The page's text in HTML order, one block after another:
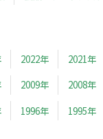
2022年 2021年
2009年 2008年
1996年 1995年